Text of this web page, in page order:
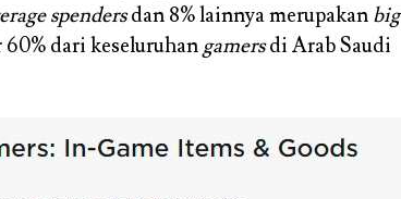
spendersdan 8% lainnya merupakan big
dari keseluruhan gamersdi Arab Saudi